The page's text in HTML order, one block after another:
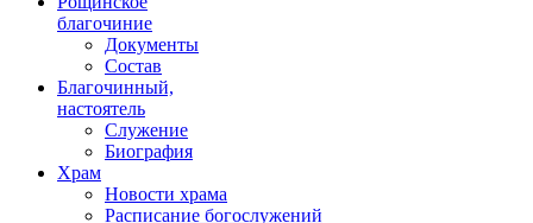
благочиние
Документы
Состав
Благочинный,
настоятель
Служение
Биография
Храм
Новости храма
Расписание богослужений